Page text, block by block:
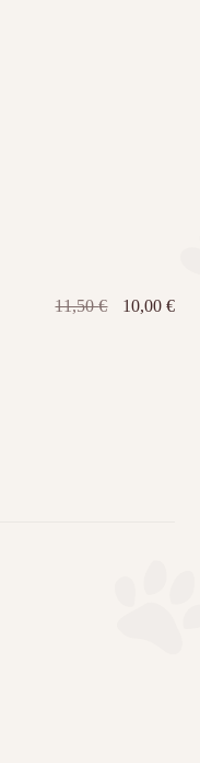
11,50€
Original
10,00€Η